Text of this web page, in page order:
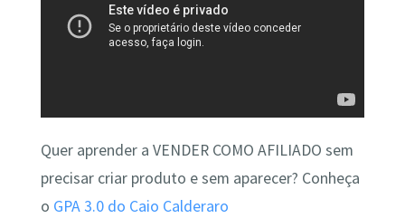
Quer aprender a VENDER COMO AFILIADO sem
precisar criar produto e sem aparecer? Conheça
o GPA 3.0 do Caio Calderaro